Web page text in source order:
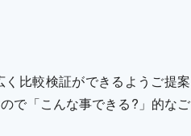
比較検証ができるようご提案
で「こんな事できる?」的なご